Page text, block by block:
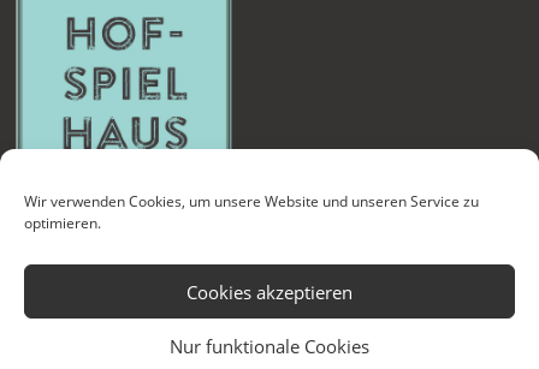
Wir verwenden Cookies, um unsere Website und unseren Service zu
optimieren.
Cookies akzeptieren
Nur funktionale Cookies